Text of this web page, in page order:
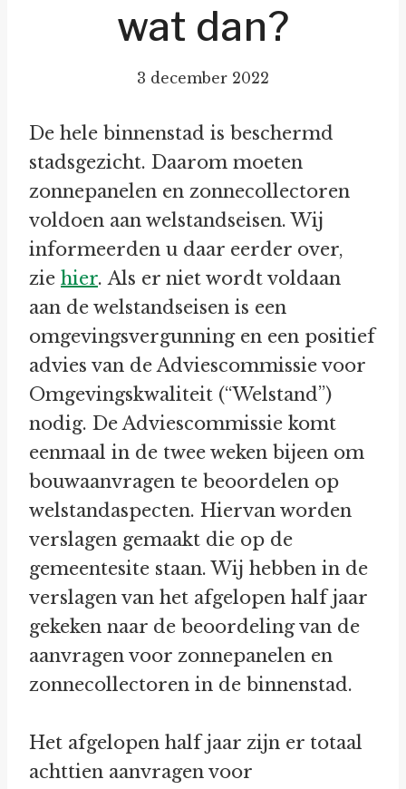
wat dan?
3 december 2022
De hele binnenstad is beschermd
stadsgezicht. Daarom moeten
zonnepanelen en zonnecollectoren
voldoen aan welstandseisen. Wij
informeerden u daar eerder over,
zie hier. Als er niet wordt voldaan
aan de welstandseisen is een
omgevingsvergunning en een positief
advies van de Adviescommissie voor
Omgevingskwaliteit (“Welstand”)
nodig. De Adviescommissie komt
eenmaal in de twee weken bijeen om
bouwaanvragen te beoordelen op
welstandaspecten. Hiervan worden
verslagen gemaakt die op de
gemeentesite staan. Wij hebben in de
verslagen van het afgelopen half jaar
gekeken naar de beoordeling van de
aanvragen voor zonnepanelen en
zonnecollectoren in de binnenstad.
Het afgelopen half jaar zijn er totaal
achttien aanvragen voor